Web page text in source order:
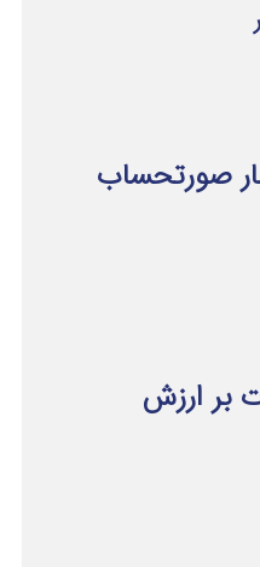
صورتحساب
بر ارزش